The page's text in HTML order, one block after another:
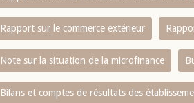
Rapport sur le commerce extérieur
Note sur la situation de la microfinance
Bilans et comptes de résultats des